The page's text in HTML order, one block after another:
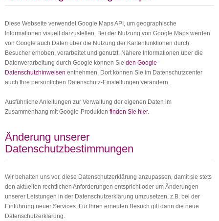
Diese Webseite verwendet Google Maps API, um geographische
Informationen visuell darzustellen. Bei der Nutzung von Google Maps werden
von Google auch Daten über die Nutzung der Kartenfunktionen durch
Besucher erhoben, verarbeitet und genutzt. Nähere Informationen über die
Datenverarbeitung durch Google können Sie den Google-
Datenschutzhinweisen entnehmen. Dort können Sie im Datenschutzcenter
auch Ihre persönlichen Datenschutz-Einstellungen verändern.
Ausführliche Anleitungen zur Verwaltung der eigenen Daten im
Zusammenhang mit Google-Produkten finden Sie hier.
Änderung unserer
Datenschutzbestimmungen
Wir behalten uns vor, diese Datenschutzerklärung anzupassen, damit sie stets
den aktuellen rechtlichen Anforderungen entspricht oder um Änderungen
unserer Leistungen in der Datenschutzerklärung umzusetzen, z.B. bei der
Einführung neuer Services. Für Ihren erneuten Besuch gilt dann die neue
Datenschutzerklärung.